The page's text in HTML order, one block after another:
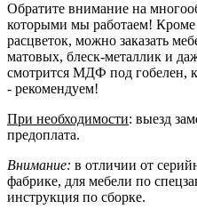
Обратите внимание на
которыми мы работаем! Кроме
расцветок, можно заказать
матовых, блеск-металлик и
смотрится МДФ под гобелен,
- рекомендуем!
При необходимости: выезд
предоплата.
Внимание: в отличии от
фабрике, для мебели по
инструкция по сборке.